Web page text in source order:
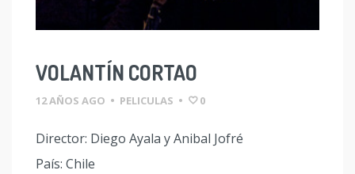
VOLANTÍN CORTAO
12 AÑOS AGO • PELICULAS • 0
Director: Diego Ayala y Anibal Jofré
País: Chile